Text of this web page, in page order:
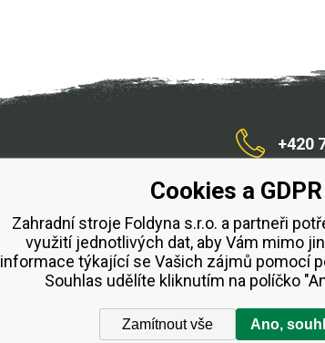
/
+420
Obchodní podmínky Splátkový prodej
Cookies a GDPR
Zahradní stroje Foldyna s.r.o. a partneři
využití jednotlivých dat, aby Vám mimo
informace týkající se Vašich zájmů pomocí
Souhlas udělíte kliknutím na políčko
Zamítnout vše Ano,